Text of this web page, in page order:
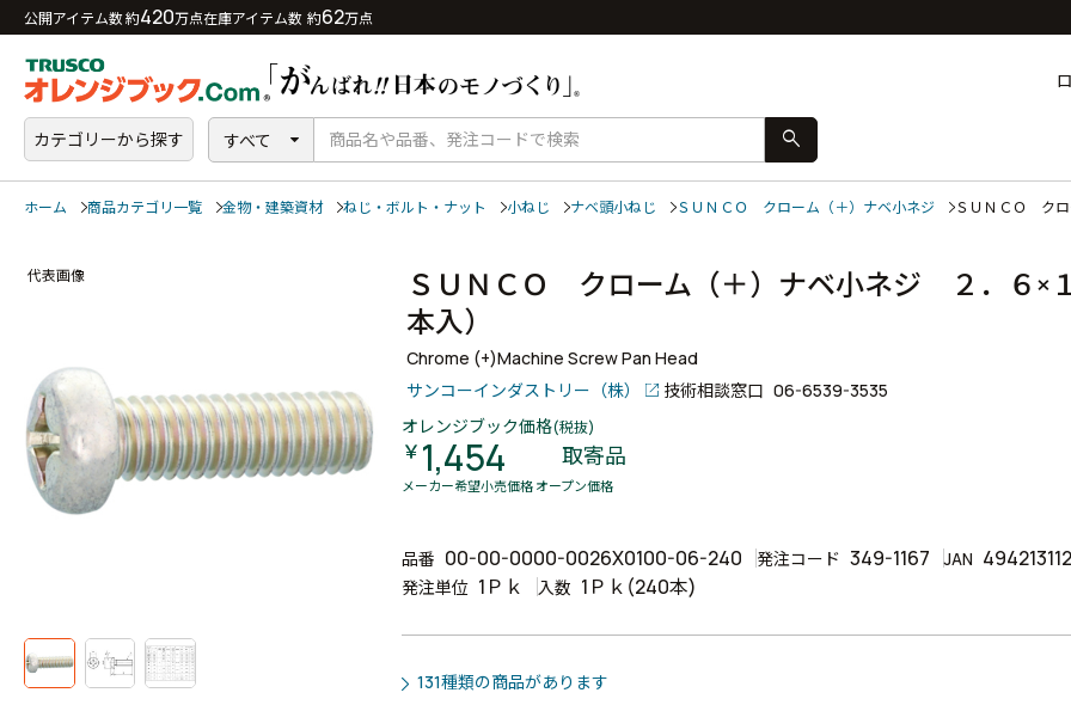
公開アイテム数 約420万点在庫アイテム数 約62万点
カテゴリーから探す すべて search
ホーム 商品カテゴリ一覧 金物・建築資材 ねじ・ボルト・ナット 小ねじ ナベ頭小ねじ ＳＵＮＣＯ クローム（＋）ナベ小ネジ ＳＵＮＣＯ ク
代表画像
ＳＵＮＣＯ クローム（＋）ナベ小ネジ ２．６×
本入）
Chrome (+)Machine Screw Pan Head
サンコーインダストリー（株）
技術相談窓口 06-6539-3535
オレンジブック価格(税抜)
￥ 1,454 取寄品
メーカー希望小売価格 オープン価格
品番 00-00-0000-0026X0100-06-240 発注コード 349-1167 JAN
発注単位 1Ｐｋ 入数 1Ｐｋ(240本)
131種類の商品があります